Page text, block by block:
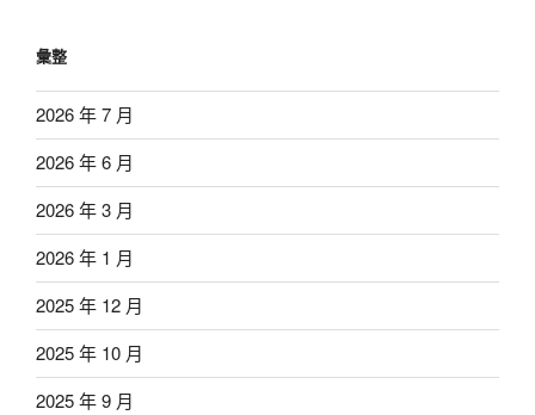
彙整
2026 年 7 月
2026 年 6 月
2026 年 3 月
2026 年 1 月
2025 年 12 月
2025 年 10 月
2025 年 9 月